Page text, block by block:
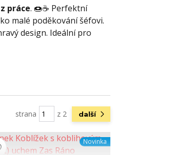
práce. 🍩☕ Perfektní
malé poděkování šéfovi.
design. Ideální pro
strana z 2 další
Novinka